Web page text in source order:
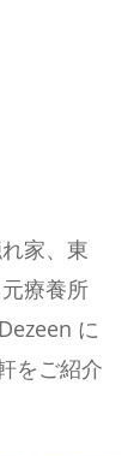
家、東
療養所
に
をご紹介